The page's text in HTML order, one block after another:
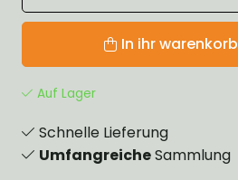
In ihr warenkorb
Auf Lager
Schnelle Lieferung
UmfangreicheSammlung